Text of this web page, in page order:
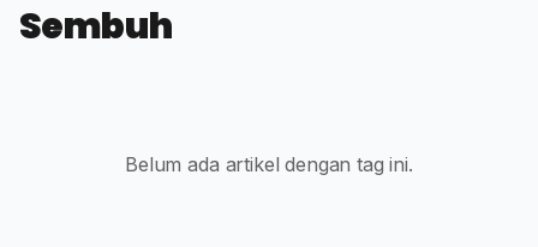
Sembuh
Belum ada artikel dengan tag ini.